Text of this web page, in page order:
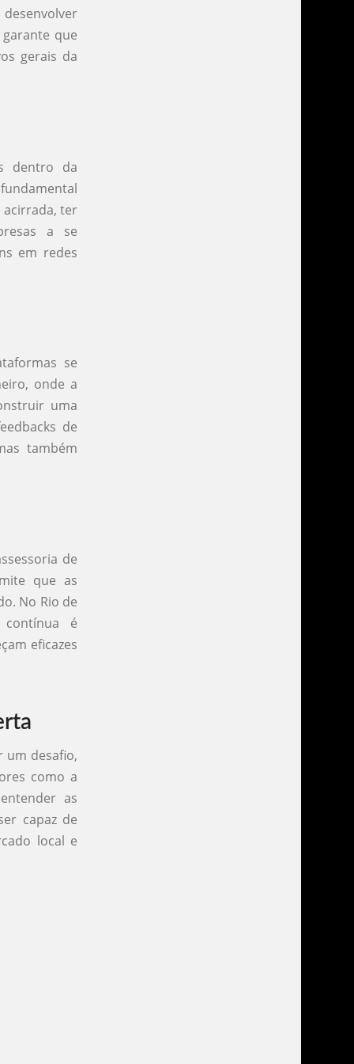
que
gerais da
dentro da
acirrada, ter
a se
em redes
se
onde a
uma
de
também
de
que as
No Rio de
contínua é
eficazes
um desafio,
como a
as
capaz de
local e